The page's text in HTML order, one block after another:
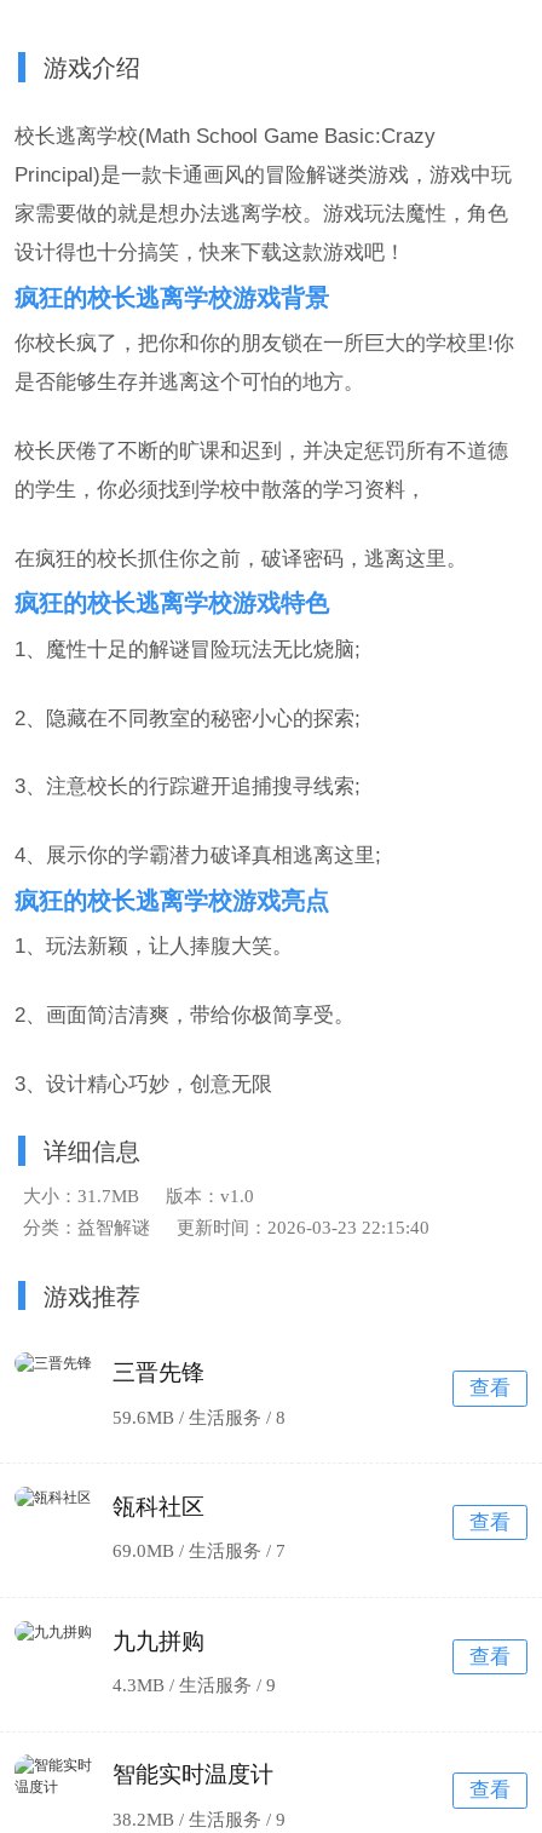
游戏介绍
校长逃离学校(Math School Game Basic:Crazy
Principal)是一款卡通画风的冒险解谜类游戏，游戏中玩
家需要做的就是想办法逃离学校。游戏玩法魔性，角色
设计得也十分搞笑，快来下载这款游戏吧！
疯狂的校长逃离学校游戏背景
你校长疯了，把你和你的朋友锁在一所巨大的学校里!你
是否能够生存并逃离这个可怕的地方。
校长厌倦了不断的旷课和迟到，并决定惩罚所有不道德
的学生，你必须找到学校中散落的学习资料，
在疯狂的校长抓住你之前，破译密码，逃离这里。
疯狂的校长逃离学校游戏特色
1、魔性十足的解谜冒险玩法无比烧脑;
2、隐藏在不同教室的秘密小心的探索;
3、注意校长的行踪避开追捕搜寻线索;
4、展示你的学霸潜力破译真相逃离这里;
疯狂的校长逃离学校游戏亮点
1、玩法新颖，让人捧腹大笑。
2、画面简洁清爽，带给你极简享受。
3、设计精心巧妙，创意无限
详细信息
大小：31.7MB
版本：v1.0
分类：益智解谜
更新时间：2026-03-23 22:15:40
游戏推荐
三晋先锋
59.6MB / 生活服务 /8
查看
瓴科社区
69.0MB / 生活服务 / 7
查看
九九拼购
4.3MB / 生活服务 /9
查看
智能实时温度计
38.2MB / 生活服务 /9
查看